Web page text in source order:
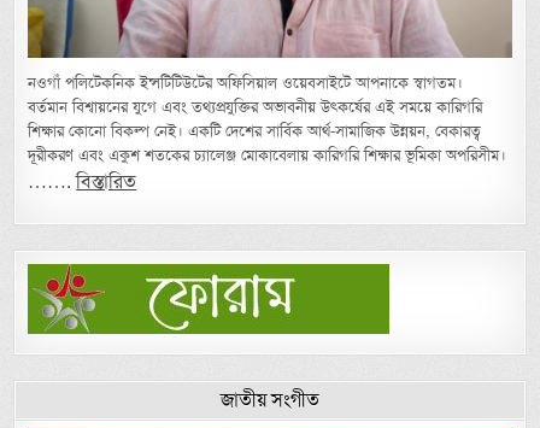
নওগাঁ পলিটেকনিক ইন্সটিটিউটের অফিসিয়াল ওয়েবসাইটে আপনাকে স্বাগতম।
বর্তমান বিশ্বায়নের যুগে এবং তথ্যপ্রযুক্তির অভাবনীয় উৎকর্ষের এই সময়ে কারিগরি
শিক্ষার কোনো বিকল্প নেই। একটি দেশের সার্বিক আর্থ-সামাজিক উন্নয়ন, বেকারত্ব
দূরীকরণ এবং একুশ শতকের চ্যালেঞ্জ মোকাবেলায় কারিগরি শিক্ষার ভূমিকা অপরিসীম।
…….বিস্তারিত
জাতীয় সংগীত